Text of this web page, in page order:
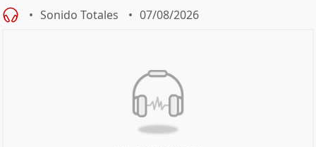
Sonido Totales 07/08/2026